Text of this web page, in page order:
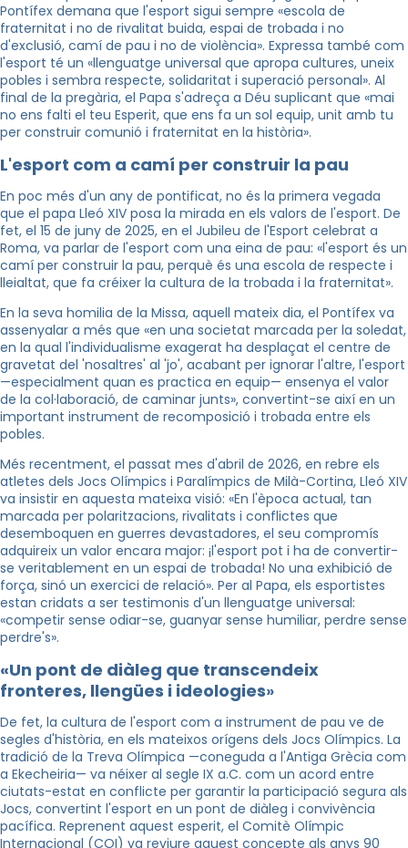
Pontífex demana que l'esport sigui sempre «escola de
fraternitat i no de rivalitat buida, espai de trobada i no
d'exclusió, camí de pau i no de violència». Expressa també com
l'esport té un «llenguatge universal que apropa cultures, uneix
pobles i sembra respecte, solidaritat i superació personal». Al
final de la pregària, el Papa s'adreça a Déu suplicant que «mai
no ens falti el teu Esperit, que ens fa un sol equip, unit amb tu
per construir comunió i fraternitat en la història».
L'esport com a camí per construir la pau
En poc més d'un any de pontificat, no és la primera vegada
que el papa Lleó XIV posa la mirada en els valors de l'esport. De
fet, el 15 de juny de 2025, en el Jubileu de l'Esport celebrat a
Roma, va parlar de l'esport com una eina de pau: «l'esport és un
camí per construir la pau, perquè és una escola de respecte i
lleialtat, que fa créixer la cultura de la trobada i la fraternitat».
En la seva homilia de la Missa, aquell mateix dia, el Pontífex va
assenyalar a més que «en una societat marcada per la soledat,
en la qual l'individualisme exagerat ha desplaçat el centre de
gravetat del 'nosaltres' al 'jo', acabant per ignorar l'altre, l'esport
—especialment quan es practica en equip— ensenya el valor
de la col·laboració, de caminar junts», convertint-se així en un
important instrument de recomposició i trobada entre els
pobles.
Més recentment, el passat mes d'abril de 2026, en rebre els
atletes dels Jocs Olímpics i Paralímpics de Milà-Cortina, Lleó XIV
va insistir en aquesta mateixa visió: «En l'època actual, tan
marcada per polaritzacions, rivalitats i conflictes que
desemboquen en guerres devastadores, el seu compromís
adquireix un valor encara major: ¡l'esport pot i ha de convertir-
se veritablement en un espai de trobada! No una exhibició de
força, sinó un exercici de relació». Per al Papa, els esportistes
estan cridats a ser testimonis d'un llenguatge universal:
«competir sense odiar-se, guanyar sense humiliar, perdre sense
perdre's».
«Un pont de diàleg que transcendeix
fronteres, llengües i ideologies»
De fet, la cultura de l'esport com a instrument de pau ve de
segles d'història, en els mateixos orígens dels Jocs Olímpics. La
tradició de la Treva Olímpica —coneguda a l'Antiga Grècia com
a Ekecheiria— va néixer al segle IX a.C. com un acord entre
ciutats-estat en conflicte per garantir la participació segura als
Jocs, convertint l'esport en un pont de diàleg i convivència
pacífica. Reprenent aquest esperit, el Comitè Olímpic
Internacional (COI) va reviure aquest concepte als anys 90